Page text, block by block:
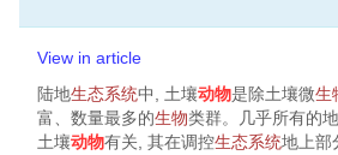
View in article
陆地生态系统中, 土壤动物是除土壤微生
富、数量最多的生物类群。几乎所有的
土壤动物有关, 其在调控生态系统地上部